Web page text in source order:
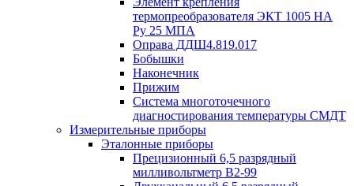
термопреобразователя ЭКТ 1005 НА
Ру 25 МПА
Оправа ДДШ4.819.017
Бобышки
Наконечник
Прижим
Система многоточечного
диагностирования температуры СМДТ
Измерительные приборы
Эталонные приборы
Прецизионный 6,5 разрядный
милливольтметр В2-99